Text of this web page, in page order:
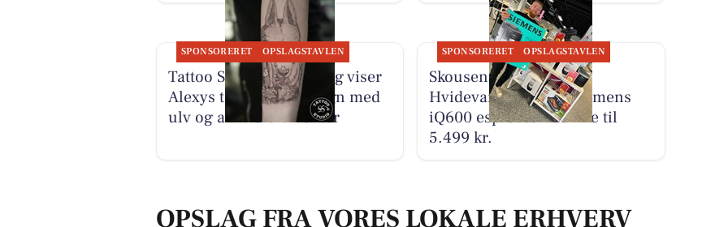
SPONSORERET OPSLAGSTAVLEN
Tattoo Studio 96 Aalborg viser
Alexys tatoveringsdesign med
ulv og anime-elementer
SPONSORERET OPSLAGSTAVLEN
Skousen Nørresundby
Hvidevarer tilbyder Siemens
iQ600 espressomaskine til
5.499 kr.
OPSLAG FRA VORES LOKALE ERHVERV